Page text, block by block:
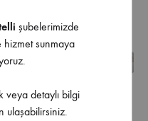
şubelerimizde
sunmaya
veya detaylı bilgi
ulaşabilirsiniz.